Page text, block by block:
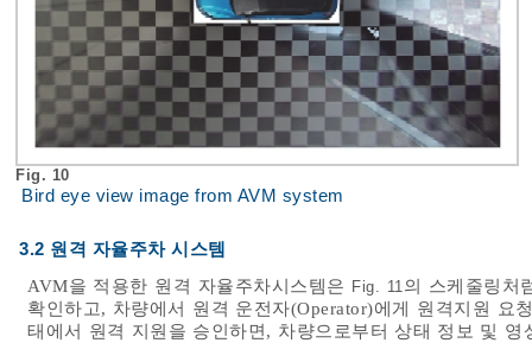
Fig. 10
Bird eye view image from AVM system
3.2 원격 자율주차 시스템
AVM을 적용한 원격 자율주차시스템은 Fig. 11의 스케줄링처
확인하고, 차량에서 원격 운전자(Operator)에게 원격지원
태에서 원격 지원을 승인하면, 차량으로부터 상태 정보 및